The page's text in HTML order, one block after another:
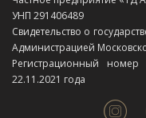
УНП 291406489
Свидетельство о
Администрацией
Регистрационный
22.11.2021 года